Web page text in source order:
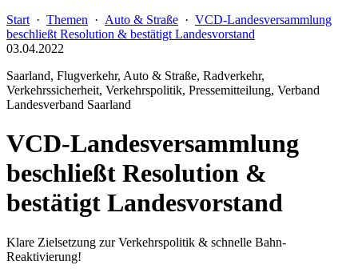
Start · Themen · Auto & Straße · VCD-Landesversammlung
beschließt Resolution & bestätigt Landesvorstand
03.04.2022
Saarland, Flugverkehr, Auto & Straße, Radverkehr,
Verkehrssicherheit, Verkehrspolitik, Pressemitteilung, Verband
Landesverband Saarland
VCD-Landesversammlung
beschließt Resolution &
bestätigt Landesvorstand
Klare Zielsetzung zur Verkehrspolitik & schnelle Bahn-
Reaktivierung!